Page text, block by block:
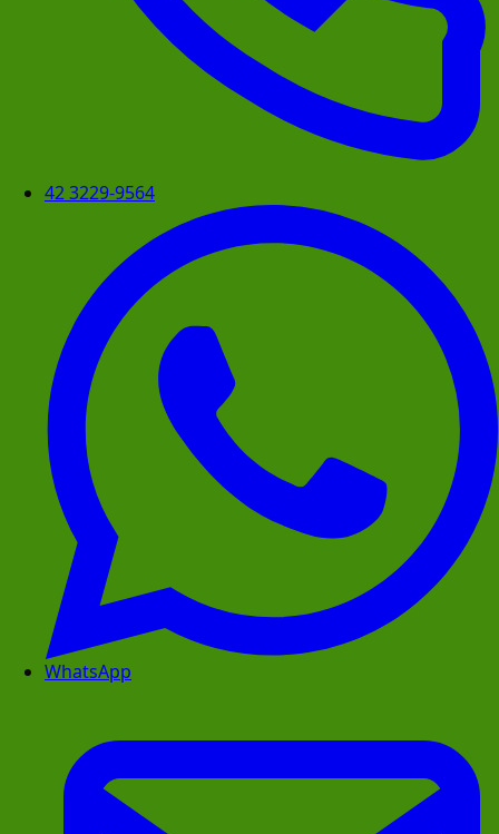
42 3229-9564
WhatsApp